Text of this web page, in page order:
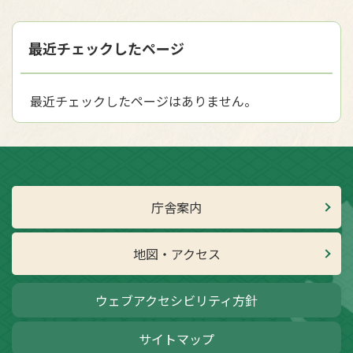
最近チェックしたページ
最近チェックしたページはありません。
庁舎案内
地図・アクセス
ウェブアクセシビリティ方針
サイトマップ